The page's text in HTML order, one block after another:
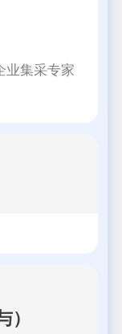
业集采专家